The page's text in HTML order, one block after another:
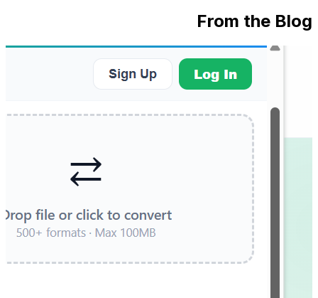
From the Blog